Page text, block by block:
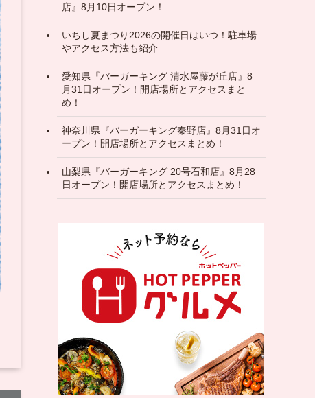
店』8月10日オープン！
いちし夏まつり2026の開催日はいつ！駐車場
やアクセス方法も紹介
愛知県『バーガーキング 清水屋藤が丘店』8
月31日オープン！開店場所とアクセスまと
め！
神奈川県『バーガーキング秦野店』8月31日オ
ープン！開店場所とアクセスまとめ！
山梨県『バーガーキング 20号石和店』8月28
日オープン！開店場所とアクセスまとめ！